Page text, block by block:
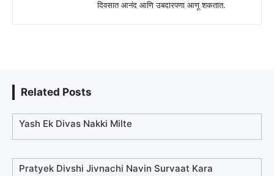
दिवसात आनंद आणि उबदारपणा आणू शकतात.
Related Posts
Yash Ek Divas Nakki Milte
Pratyek Divshi Jivnachi Navin Survaat Kara